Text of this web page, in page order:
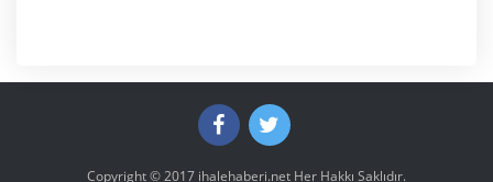
Copyright © 2017 ihalehaberi.net Her Hakkı Saklıdır.